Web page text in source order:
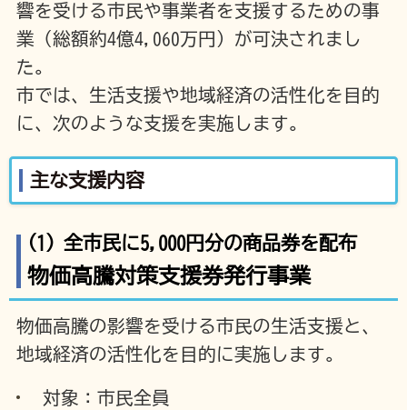
響を受ける市民や事業者を支援するための事
業（総額約4億4,060万円）が可決されまし
た。
市では、生活支援や地域経済の活性化を目的
に、次のような支援を実施します。
主な支援内容
(1) 全市民に5,000円分の商品券を配布
物価高騰対策支援券発行事業
物価高騰の影響を受ける市民の生活支援と、
地域経済の活性化を目的に実施します。
対象：市民全員